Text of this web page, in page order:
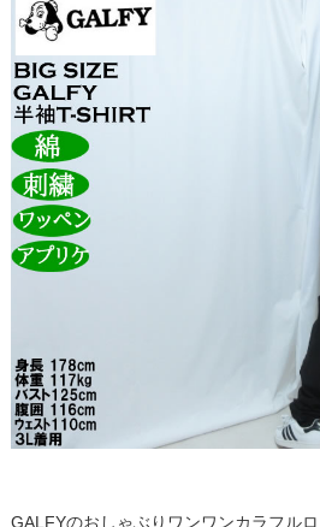
GALFYのおしゃぶりワンワンカラフルロ